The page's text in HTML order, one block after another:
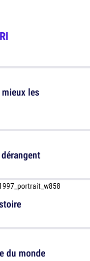
les
du monde